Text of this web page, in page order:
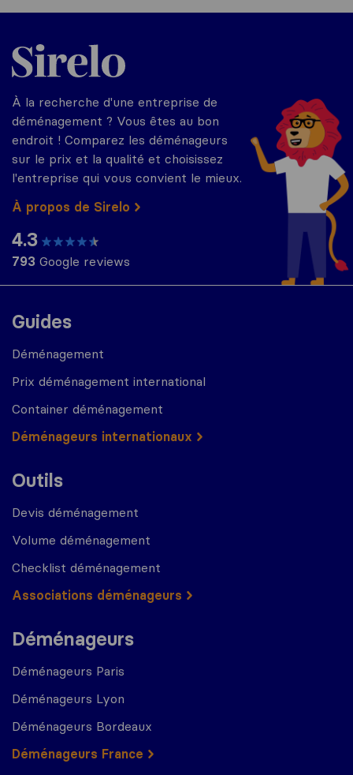
Guides
Déménagement
Prix déménagement international
Container déménagement
Déménageurs internationaux
Outils
Devis déménagement
Volume déménagement
Checklist déménagement
Associations déménageurs
Déménageurs
Déménageurs Paris
Déménageurs Lyon
Déménageurs Bordeaux
Déménageurs France
Sirelo.fr
À la recherche d'une entreprise de
déménagement ? Vous êtes au bon
endroit ! Comparez les déménageurs
sur le prix et la qualité et choisissez
l'entreprise qui vous convient le mieux.
À propos de Sirelo
4.3
793 Google reviews